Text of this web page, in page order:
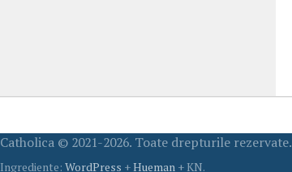
Catholica © 2021-2026. Toate drepturile rezervate.
Ingrediente: WordPress +Hueman + KN.